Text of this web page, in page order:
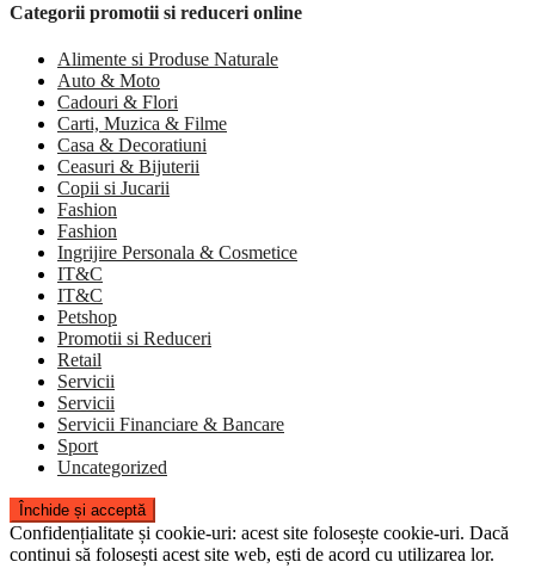
Categorii promotii si reduceri online
Alimente si Produse Naturale
Auto & Moto
Cadouri & Flori
Carti, Muzica & Filme
Casa & Decoratiuni
Ceasuri & Bijuterii
Copii si Jucarii
Fashion
Fashion
Ingrijire Personala & Cosmetice
IT&C
IT&C
Petshop
Promotii si Reduceri
Retail
Servicii
Servicii
Servicii Financiare & Bancare
Sport
Uncategorized
Confidențialitate și cookie-uri: acest site folosește cookie-uri. Dacă
continui să folosești acest site web, ești de acord cu utilizarea lor.